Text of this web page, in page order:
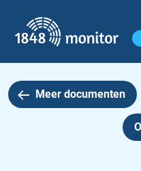
Hoofdmenu
Meer documenten